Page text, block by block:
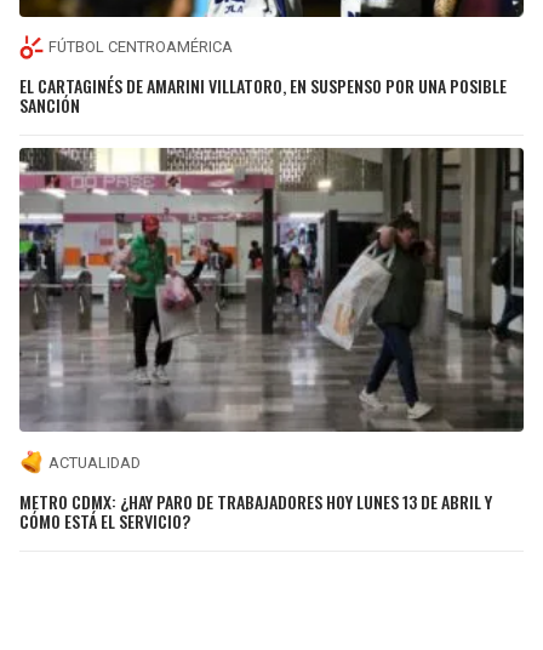
FÚTBOL CENTROAMÉRICA
EL CARTAGINÉS DE AMARINI VILLATORO, EN SUSPENSO POR UNA POSIBLE
SANCIÓN
ACTUALIDAD
METRO CDMX: ¿HAY PARO DE TRABAJADORES HOY LUNES 13 DE ABRIL Y
CÓMO ESTÁ EL SERVICIO?